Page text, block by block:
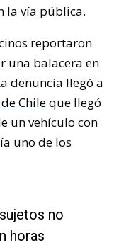
la vía pública.
reportaron
una balacera en
denuncia llegó a
Chileque llegó
un vehículo con
uno de los
no
horas